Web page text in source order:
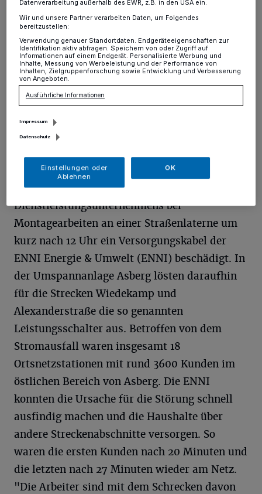
Stromausfall heute Mittag in Asberg.
18.01.2016 , 14:33 Uhr Eine Minute Lesezeit
Auf einer Baustelle an der Alexanderstraße
hatten Arbeiter eines
Dienstleistungsunternehmens bei
Montagearbeiten an einer Straßenlaterne um
kurz nach 12 Uhr ein Versorgungskabel der
ENNI Energie & Umwelt (ENNI) beschädigt. In
der Umspannanlage Asberg lösten daraufhin
für die Strecken Wiedekamp und
Alexanderstraße die so genannten
Leistungsschalter aus. Betroffen von dem
Stromausfall waren insgesamt 18
Ortsnetzstationen mit rund 3600 Kunden im
östlichen Bereich von Asberg. Die ENNI
konnten die Ursache für die Störung schnell
ausfindig machen und die Haushalte über
andere Streckenabschnitte versorgen. So
waren die ersten Kunden nach 20 Minuten und
die letzten nach 27 Minuten wieder am Netz.
"Die Arbeiter sind mit dem Schrecken davon
Datenverarbeitung außerhalb des EWR, z.B. in den USA ein.
Wir und unsere Partner verarbeiten Daten, um Folgendes
bereitzustellen:
Verwendung genauer Standortdaten. Endgeräteeigenschaften zur
Identifikation aktiv abfragen. Speichern von oder Zugriff auf
Informationen auf einem Endgerät. Personalisierte Werbung und
Inhalte, Messung von Werbeleistung und der Performance von
Inhalten, Zielgruppenforschung sowie Entwicklung und Verbesserung
von Angeboten.
Ausführliche Informationen
Impressum
Datenschutz
Einstellungen oder
Ablehnen
OK